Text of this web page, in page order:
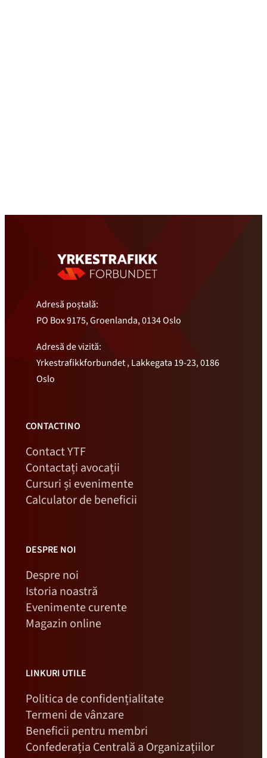
Adresă poștală:
PO Box 9175, Groenlanda, 0134 Oslo
Adresă de vizită:
Yrkestrafikkforbundet , Lakkegata 19-23, 0186
Oslo
CONTACTINO
Contact YTF
Contactați avocații
Cursuri și evenimente
Calculator de beneficii
DESPRE NOI
Despre noi
Istoria noastră
Evenimente curente
Magazin online
LINKURI UTILE
Politica de confidențialitate
Termeni de vânzare
Beneficii pentru membri
Confederația Centrală a Organizațiilor